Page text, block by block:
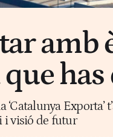
amb
has
‘Catalunya Exporta’
i visió de futur